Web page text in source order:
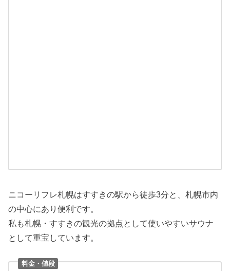
ニコーリフレ札幌はすすきの駅から徒歩3分と、札幌市内
の中心にあり便利です。
私も札幌・すすきの観光の拠点として使いやすいサウナ
として重宝しています。
料金・値段